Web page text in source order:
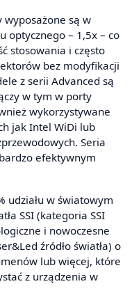
są w
optycznego – 1,5x – co
stosowania i często
bez modyfikacji
z serii Advanced są
w tym w porty
wykorzystywane
jak Intel WiDi lub
Seria
efektywnym
udziału w światowym
SSI (kategoria SSI
i nowoczesne
źródło światła) o
lub więcej, które
z urządzenia w